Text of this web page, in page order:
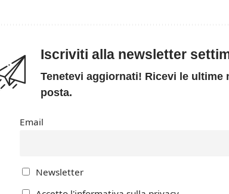
Iscriviti alla newsletter
Tenetevi aggiornati! Ricevi le ultime
posta.
Email
Newsletter